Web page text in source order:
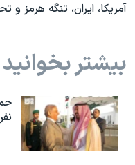
آمريکا، ايران، تنگه هرمز و
بیشتر بخوانید